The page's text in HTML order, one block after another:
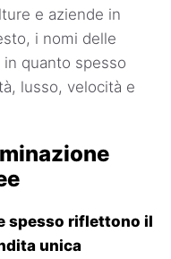
e aziende in
i nomi delle
quanto spesso
lusso, velocità e
spesso riflettono il
unica